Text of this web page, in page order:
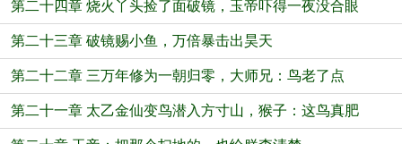
第二十四章 烧火丫头捡了面破镜，玉帝吓得一夜没合眼
第二十三章 破镜赐小鱼，万倍暴击出昊天
第二十二章 三万年修为一朝归零，大师兄：鸟老了点
第二十一章 太乙金仙变鸟潜入方寸山，猴子：这鸟真肥